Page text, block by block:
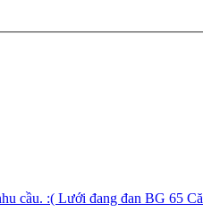
cầu. :( Lưới đang đan BG 65